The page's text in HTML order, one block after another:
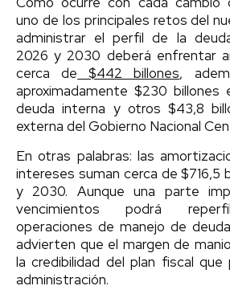
uno de los principales retos del
administrar el perfil de la
2026 y 2030 deberá enfrentar
cerca de $442 billones,
aproximadamente $230 billones
deuda interna y otros $43,8
externa del Gobierno Nacional
En otras palabras: las
intereses suman cerca de $716,5
y 2030. Aunque una parte
vencimientos podrá
operaciones de manejo de
advierten que el margen de
la credibilidad del plan fiscal
administración.